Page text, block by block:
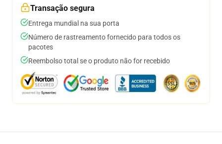
Transação segura
Entrega mundial na sua porta
Número de rastreamento fornecido para todos os
pacotes
Reembolso total se o produto não for recebido